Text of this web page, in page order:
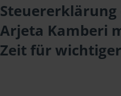
Arjeta Kamberi
Zeit für